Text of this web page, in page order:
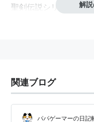
聖剣伝説シリーズの第
変化し、仲間の2人の
盤まではストーリー
盤は選んだ主人公に
た、主人公の対にな
解
関連ブログ
パパゲーマーの日記